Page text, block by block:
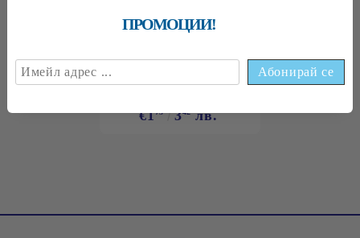
лв.
3.70 лв.
€175 342лв.
ПРОМОЦИИ!